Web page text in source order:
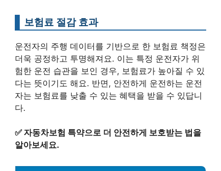
보험료 절감 효과
운전자의 주행 데이터를 기반으로 한 보험료 책정은
더욱 공정하고 투명해져요. 이는 특정 운전자가 위
험한 운전 습관을 보인 경우, 보험료가 높아질 수 있
다는 뜻이기도 해요. 반면, 안전하게 운전하는 운전
자는 보험료를 낮출 수 있는 혜택을 받을 수 있답니
다.
✅ 자동차보험 특약으로 더 안전하게 보호받는 법을
알아보세요.